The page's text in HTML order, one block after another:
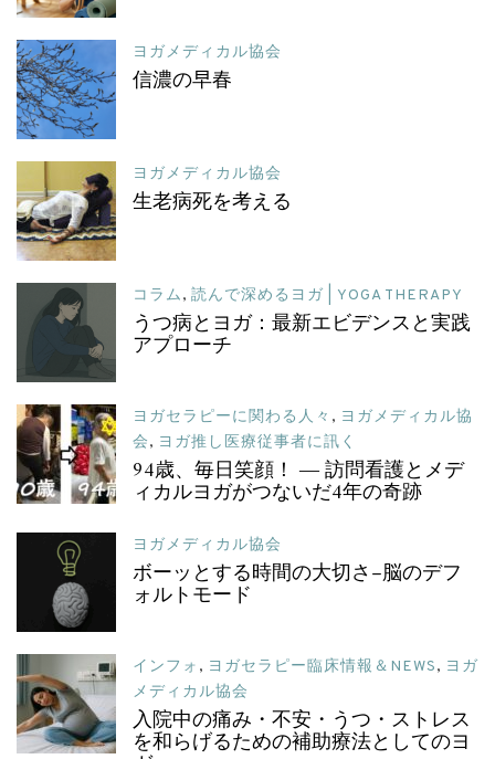
ヨガメディカル協会
信濃の早春
ヨガメディカル協会
生老病死を考える
コラム, 読んで深めるヨガ | YOGA THERAPY
うつ病とヨガ：最新エビデンスと実践
アプローチ
ヨガセラピーに関わる人々 , ヨガメディカル協
会, ヨガ推し医療従事者に訊く
94歳、毎日笑顔！ ― 訪問看護とメデ
ィカルヨガがつないだ4年の奇跡
ヨガメディカル協会
ボーッとする時間の大切さ–脳のデフ
ォルトモード
インフォ , ヨガセラピー臨床情報＆NEWS, ヨガ
メディカル協会
入院中の痛み・不安・うつ・ストレス
を和らげるための補助療法としてのヨ